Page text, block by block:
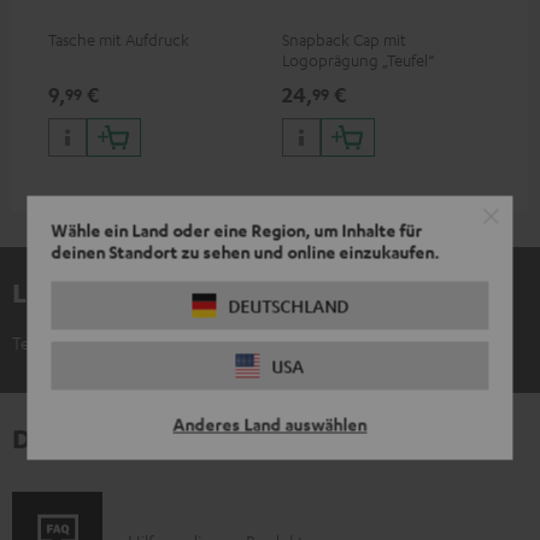
Wähle ein Land oder eine Region, um Inhalte für
deinen Standort zu sehen und online einzukaufen.
DEUTSCHLAND
USA
Anderes Land auswählen
Tasche mit Aufdruck
9,99 €
Snapback Cap mit
Logoprägung „Teufel“
24,99 €
Lieferumfang
Teufel QUARTETT
Downloads und Service